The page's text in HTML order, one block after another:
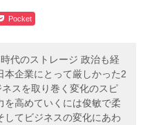
Pocket
代のストレージ 政治も経
企業にとって厳しかった2
スを取り巻く変化のスピ
を高めていくには俊敏で柔
してビジネスの変化にあわ